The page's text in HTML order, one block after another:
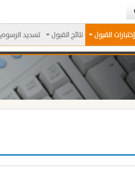
تسديد الرسوم نتائج القبول إختبارات القبول